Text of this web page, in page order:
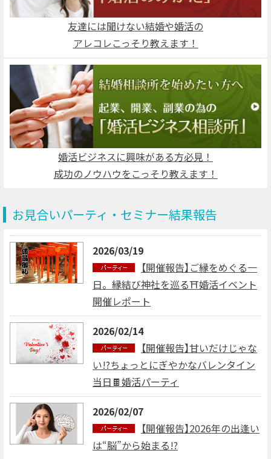
友達には聞けない結婚や婚活の
アレコレこっそり教えます！
婚活ビジネスに興味がある方必見！
成功のノウハウをこっそり教えます！
お見合いパーティ・セミナー結果報告
【開催報告】ご縁をめぐる一
日。縁結び神社を巡る⛩婚活イベント
開催レポート
2026/03/19
【開催報告】甘いだけじゃな
い!?ちょっとにぎやかなバレンタイン
当日🍫婚活パーティ
2026/02/14
【開催報告】2026年の出逢い
は“脳”から始まる!?
2026/02/07